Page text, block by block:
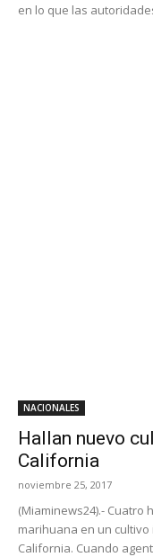
en lo que las
NACIONALES
Hallan nuevo
California
noviembre 25, 2017
(Miaminews24).-
marihuana en un
California. Cuando